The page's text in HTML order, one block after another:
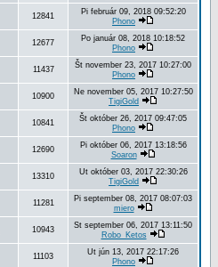
12841
Pi február 09, 2018 09:52:20
Phono
12677
Po január 08, 2018 10:18:52
Phono
11437
Št november 23, 2017 10:27:00
Phono
10900
Ne november 05, 2017 10:27:50
TigiGold
10841
Št október 26, 2017 09:47:05
Phono
12690
Pi október 06, 2017 13:18:56
Soaron
13310
Ut október 03, 2017 22:30:26
TigiGold
11281
Pi september 08, 2017 08:07:03
miero
10943
St september 06, 2017 13:11:50
Robo_Ketos
11103
Ut jún 13, 2017 22:17:26
Phono